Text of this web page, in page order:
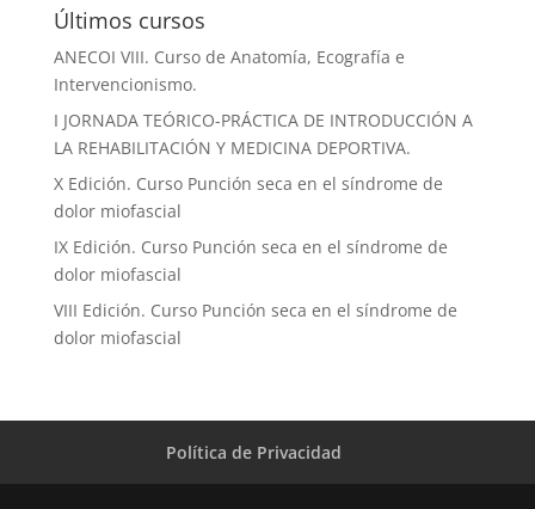
Últimos cursos
ANECOI VIII. Curso de Anatomía, Ecografía e
Intervencionismo.
I JORNADA TEÓRICO-PRÁCTICA DE INTRODUCCIÓN A
LA REHABILITACIÓN Y MEDICINA DEPORTIVA.
X Edición. Curso Punción seca en el síndrome de
dolor miofascial
IX Edición. Curso Punción seca en el síndrome de
dolor miofascial
VIII Edición. Curso Punción seca en el síndrome de
dolor miofascial
Política de Privacidad